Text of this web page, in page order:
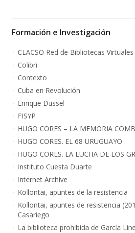
Formación e Investigación
CLACSO Red de Bibliotecas Virtuales
Colibri
Contexto
Cuba en Revolución
Enrique Dussel
FISYP
HUGO CORES – LA MEMORIA
HUGO CORES. EL 68 URUGUAYO
HUGO CORES. LA LUCHA DE LOS
Instituto Cuesta Duarte
Internet Archive
Kollontai, apuntes de la resistencia
Kollontai, apuntes de resistencia
Casariego
La biblioteca prohibida de García